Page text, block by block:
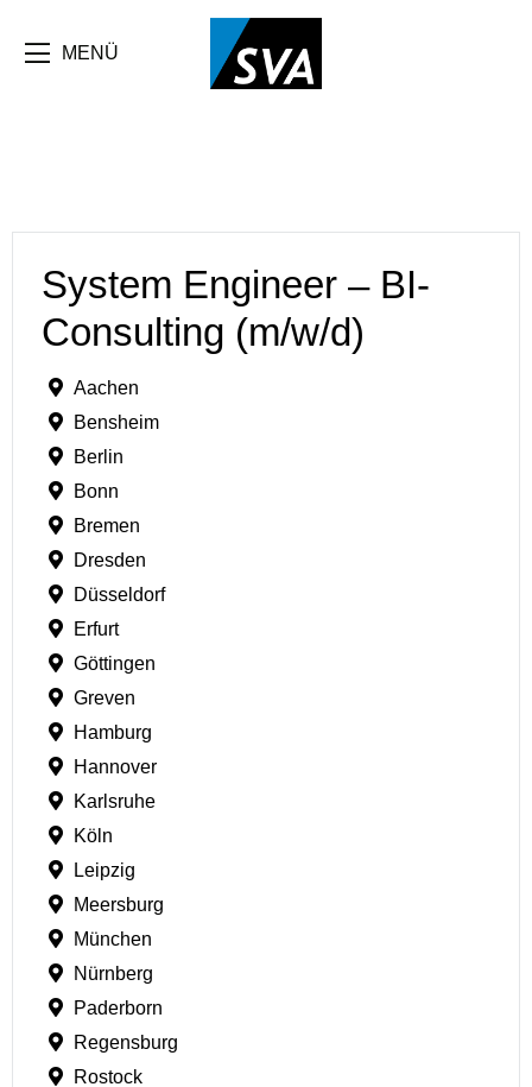
MENÜ
System Engineer – BI-
Consulting (m/w/d)
Aachen
Bensheim
Berlin
Bonn
Bremen
Dresden
Düsseldorf
Erfurt
Göttingen
Greven
Hamburg
Hannover
Karlsruhe
Köln
Leipzig
Meersburg
München
Nürnberg
Paderborn
Regensburg
Rostock